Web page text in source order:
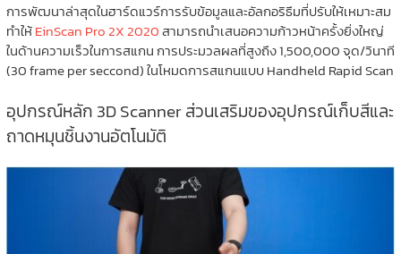
การพัฒนาล่าสุดในฮาร์ดแวร์การรับข้อมูลและอัลกอริธึมที่ปรับให้เหมาะสม
ทำให้EinScan Pro 2X 2020สามารถนำเสนอความก้าวหน้าครั้งยิ่งใหญ่
ในด้านความเร็วในการสแกน การประมวลผลที่สูงถึง 1,500,000 จุด/วินาที
(30 frame per seccond) ในโหมดการสแกนแบบ Handheld Rapid Scan
อุปกรณ์หลัก 3D Scanner ส่วนเสริมของอุปกรณ์เก็บสีและ
ถาดหมุนชิ้นงานอัตโนมัติ